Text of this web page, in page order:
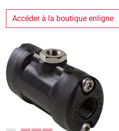
Accéder à la boutique enligne